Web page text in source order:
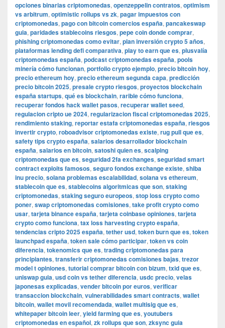
opciones binarias criptomonedas, openzeppelin contratos, optimism
vs arbitrum, optimistic rollups vs zk, pagar impuestos con
criptomonedas, pago con bitcoin comercios españa, pancakeswap
guia, paridades stablecoins riesgos, pepe coin donde comprar,
phishing criptomonedas como evitar, plan inversión crypto 5 años,
plataformas lending defi comparativa, play to earn que es, plusvalía
criptomonedas españa, podcast criptomonedas españa, pools
minería cómo funcionan, portfolio crypto ejemplo, precio bitcoin hoy,
precio ethereum hoy, precio ethereum segunda capa, predicción
precio bitcoin 2025, presale crypto riesgos, proyectos blockchain
españa startups, qué es blockchain, rarible cómo funciona,
recuperar fondos hack wallet pasos, recuperar wallet seed,
regulacion cripto ue 2024, regularizacion fiscal criptomonedas 2025,
rendimiento staking, reportar estafa criptomonedas españa, riesgos
invertir crypto, roboadvisor criptomonedas existe, rug pull que es,
safety tips crypto españa, salarios desarrollador blockchain
españa, salarios en bitcoin, satoshi quien es, scalping
criptomonedas que es, seguridad 2fa exchanges, seguridad smart
contract exploits famosos, seguro fondos exchange existe, shiba
inu precio, solana problemas escalabilidad, solana vs ethereum,
stablecoin que es, stablecoins algoritmicas que son, staking
criptomonedas, staking seguro europeos, stop loss crypto como
poner, swap criptomonedas comisiones, take profit crypto como
usar, tarjeta binance españa, tarjeta coinbase opiniones, tarjeta
crypto como funciona, tax loss harvesting crypto españa,
tendencias cripto 2025 españa, tether usd, token burn que es, token
launchpad españa, token sale cómo participar, token vs coin
diferencia, tokenomics que es, trading criptomonedas para
principiantes, transferir criptomonedas comisiones bajas, trezor
model t opiniones, tutorial comprar bitcoin con bizum, txid que es,
uniswap guia, usd coin vs tether diferencia, usdc precio, velas
japonesas explicadas, vender bitcoin por euros, verificar
transaccion blockchain, vulnerabilidades smart contracts, wallet
bitcoin, wallet movil recomendada, wallet multisig que es,
whitepaper bitcoin leer, yield farming que es, youtubers
criptomonedas en español, zk rollups que son, zksync guia